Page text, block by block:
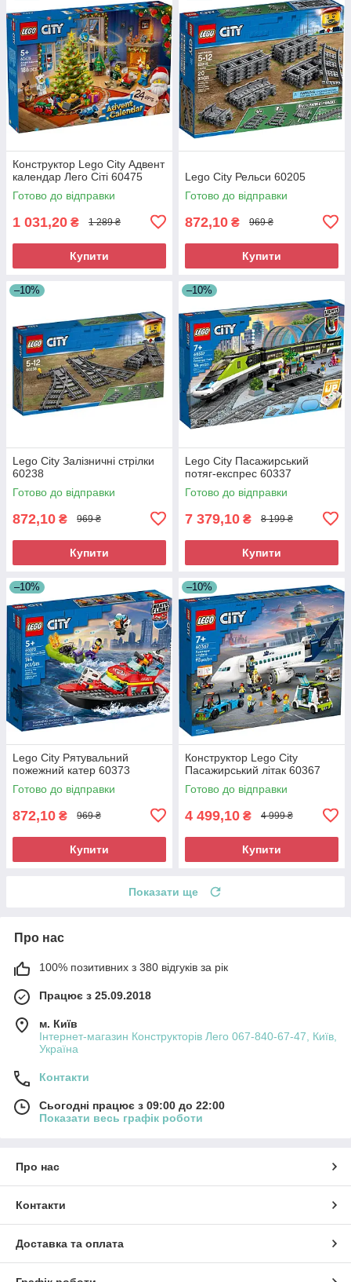
Конструктор Lego City Адвент
календар Лего Сіті 60475
Готово до відправки
1 031,20 ₴ 1 289 ₴
Купити
Lego City Рельси 60205
Готово до відправки
872,10 ₴ 969 ₴
Купити
–10%
Lego City Залізничні стрілки
60238
Готово до відправки
872,10 ₴ 969 ₴
Купити
–10%
Lego City Пасажирський
потяг-експрес 60337
Готово до відправки
7 379,10 ₴ 8 199 ₴
Купити
–10%
Lego City Рятувальний
пожежний катер 60373
Готово до відправки
872,10 ₴ 969 ₴
Купити
–10%
Конструктор Lego City
Пасажирський літак 60367
Готово до відправки
4 499,10 ₴ 4 999 ₴
Купити
Показати ще
Про нас
100% позитивних з 380 відгуків за рік
Працює з 25.09.2018
м. Київ
Інтернет-магазин Конструкторів Лего 067-840-67-47, Київ,
Україна
Контакти
Сьогодні працює з 09:00 до 22:00
Показати весь графік роботи
Про нас
Контакти
Доставка та оплата